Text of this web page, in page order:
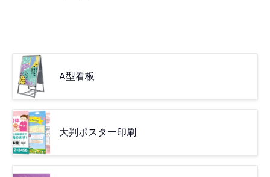
A型看板
大判ポスター印刷